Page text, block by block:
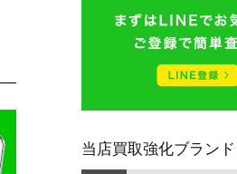
当店買取強化ブランド